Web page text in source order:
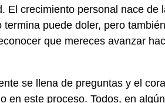
El crecimiento personal nace de
puede doler, pero
que mereces avanzar
se llena de preguntas y el
en este proceso. Todos, en